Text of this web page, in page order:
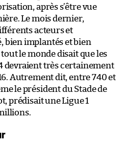
après s’être vue
Le mois dernier,
acteurs et
bien implantés et bien
le monde disait que les
devraient très certainement
Autrement dit, entre 740 et
le président du Stade de
prédisait une Ligue 1